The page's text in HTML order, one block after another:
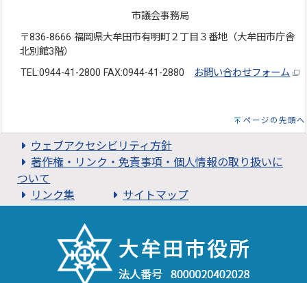
市議会事務局
〒836-8666 福岡県大牟田市有明町２丁目３番地（大牟田市庁舎
北別館3階）
TEL:0944-41-2800 FAX:0944-41-2880
お問い合わせフォーム
ページの先頭へ
ウェブアクセシビリティ方針
著作権・リンク・免責事項・個人情報の取り扱いに
ついて
リンク集
サイトマップ